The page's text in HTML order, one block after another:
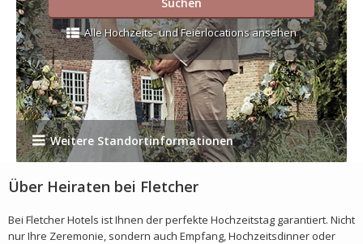
Alle Hochzeits- und Feierlocations ansehen
Weitere Standortinformationen
Über Heiraten bei Fletcher
Bei Fletcher Hotels ist Ihnen der perfekte Hochzeitstag garantiert. Nicht
nur Ihre Zeremonie, sondern auch Empfang, Hochzeitsdinner oder